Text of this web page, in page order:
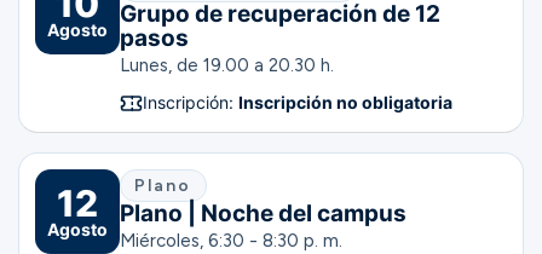
Agosto
Grupo de recuperación de 12
pasos
Lunes, de 19.00 a 20.30 h.
Inscripción: Inscripción no obligatoria
12
Agosto
Plano
Plano | Noche del campus
Miércoles, 6:30 - 8:30 p. m.